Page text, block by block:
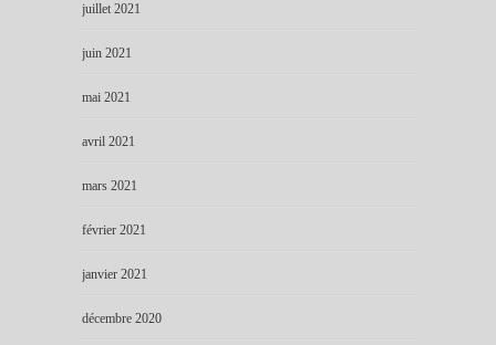
juillet 2021
juin 2021
mai 2021
avril 2021
mars 2021
février 2021
janvier 2021
décembre 2020